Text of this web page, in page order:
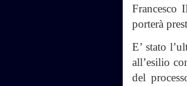
Francesco
porterà
E’ stato
all’esilio
del